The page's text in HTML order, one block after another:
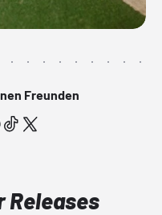
Freunden
Releases